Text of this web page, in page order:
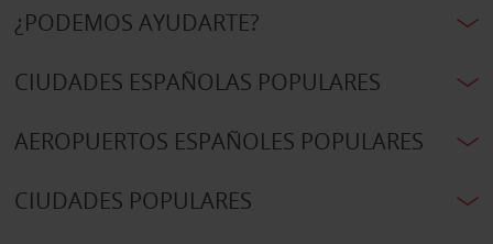
¿PODEMOS AYUDARTE?
CIUDADES ESPAÑOLAS POPULARES
AEROPUERTOS ESPAÑOLES POPULARES
CIUDADES POPULARES